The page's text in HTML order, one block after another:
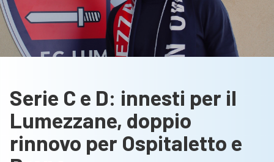
Serie C e D: innesti per il
Lumezzane, doppio
rinnovo per Ospitaletto e